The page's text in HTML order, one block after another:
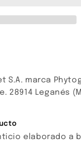
S.A. marca
28914 Leganés
elaborado a